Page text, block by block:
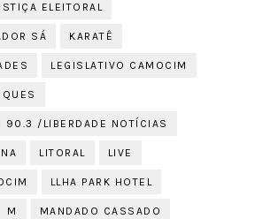
ELEITORAL
SÁ KARATÊ
LEGISLATIVO CAMOCIM
90.3 /LIBERDADE NOTÍCIAS
LITORAL LIVE
LLHA PARK HOTEL
M MANDADO CASSADO